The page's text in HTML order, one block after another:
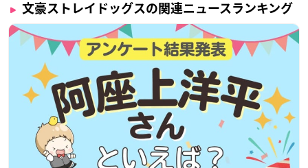
文豪ストレイドッグスの関連ニュースランキング